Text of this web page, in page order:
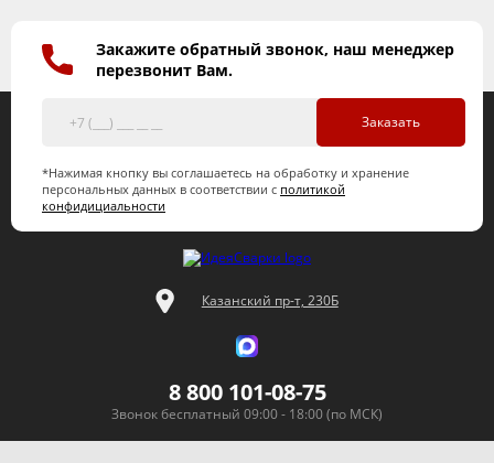
Закажите обратный звонок, наш менеджер
перезвонит Вам.
Заказать
*Нажимая кнопку вы соглашаетесь на обработку и хранение
персональных данных в соответствии с политикой
конфидициальности
Казанский пр-т, 230Б
8 800 101-08-75
Звонок бесплатный 09:00 - 18:00 (по МСК)